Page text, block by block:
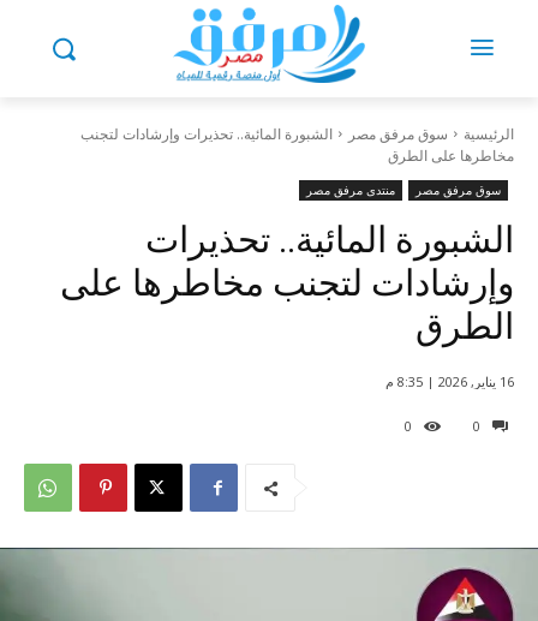
الرئيسية سوق مرفق مصر
الشبورة المائية.. تحذيرات وإرشادات لتجنب
مخاطرها على الطرق
سوق مرفق مصر منتدى مرفق مصر
الشبورة المائية.. تحذيرات
وإرشادات لتجنب مخاطرها على
الطرق
0
0
16 يناير, 2026 | 8:35 م